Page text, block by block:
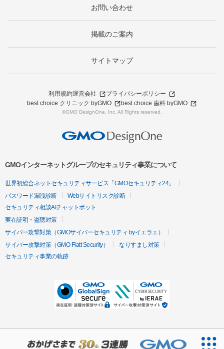
お問い合わせ
掲載のご案内
サイトマップ
利用規約運営会社
プライバシーポリシー
best choice クリニック byGMO
best choice 歯科 byGMO
©GMO DesignOne, Inc. All Rights reserved.
GMOインターネットグループのセキュリティ事業について
世界初総合ネットセキュリティサービス「GMOセキュリティ24」
パスワード漏洩診断
Webサイトリスク診断
セキュリティ相談AIチャットボット
実在証明・盗聴対策
サイバー攻撃対策（GMOサイバーセキュリティ byイエラエ）
サイバー攻撃対策（GMO Flatt Security）
なりすまし対策
セキュリティ事業の軌跡